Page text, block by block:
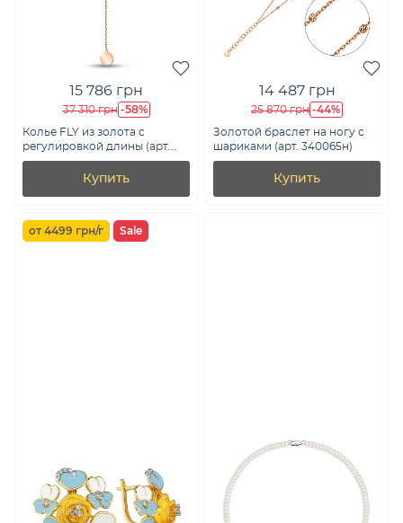
15 786 грн
37 310 грн -58%
Колье FLY из золота с
регулировкой длины (арт.
352692/8)
Купить
14 487 грн
25 870 грн -44%
Золотой браслет на ногу с
шариками (арт. 340065н)
Купить
от 4499 грн/г Sale